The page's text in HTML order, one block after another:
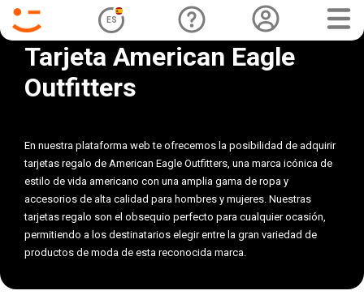
ES
Tarjeta American Eagle
Outfitters
En nuestra plataforma web te ofrecemos la posibilidad de adquirir
tarjetas regalo de American Eagle Outfitters, una marca icónica de
estilo de vida americano con una amplia gama de ropa y
accesorios de alta calidad para hombres y mujeres. Nuestras
tarjetas regalo son el obsequio perfecto para cualquier ocasión,
permitiendo a los destinatarios elegir entre la gran variedad de
productos de moda de esta reconocida marca.